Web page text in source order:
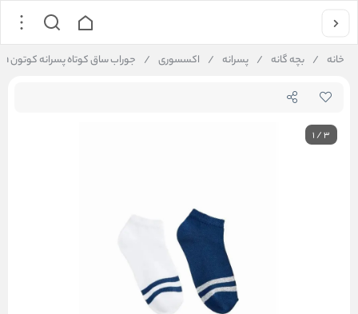
خانه / بچه گانه / پسرانه / اکسسوری / جوراب ساق کوتاه پسرانه کوتون Koton کد 6SKB80066AA
1/3